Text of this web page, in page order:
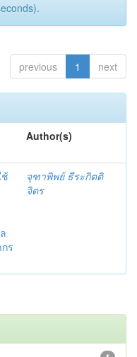
previous 1 next
Author(s)
ช้
ร
จุฑาพิพย์ ธีระกิตติ
จิตร